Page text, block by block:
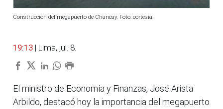
Construcción del megapuerto de Chancay. Foto: cortesía.
19:13 | Lima, jul. 8.
El ministro de Economía y Finanzas, José Arista
Arbildo, destacó hoy la importancia del megapuerto